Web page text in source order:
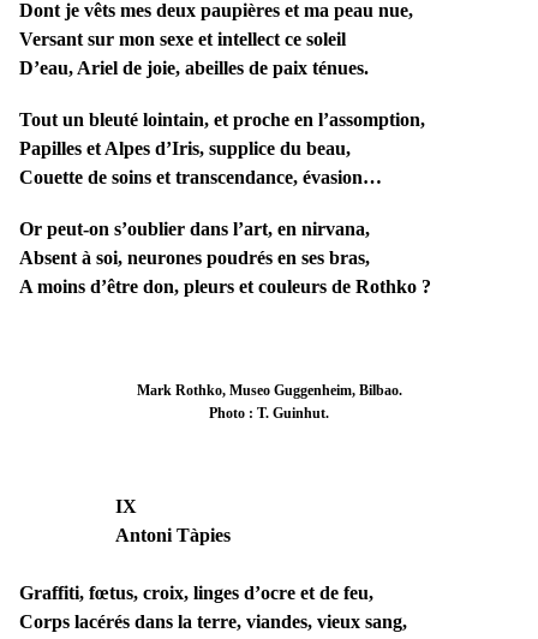
Dont je vêts mes deux paupières et ma peau nue,
Versant sur mon sexe et intellect ce soleil
D’eau, Ariel de joie, abeilles de paix ténues.
Tout un bleuté lointain, et proche en l’assomption,
Papilles et Alpes d’Iris, supplice du beau,
Couette de soins et transcendance, évasion…
Or peut-on s’oublier dans l’art, en nirvana,
Absent à soi, neurones poudrés en ses bras,
A moins d’être don, pleurs et couleurs de Rothko ?
Mark Rothko, Museo Guggenheim, Bilbao.
Photo : T. Guinhut.
IX
Antoni Tàpies
Graffiti, fœtus, croix, linges d’ocre et de feu,
Corps lacérés dans la terre, viandes, vieux sang,